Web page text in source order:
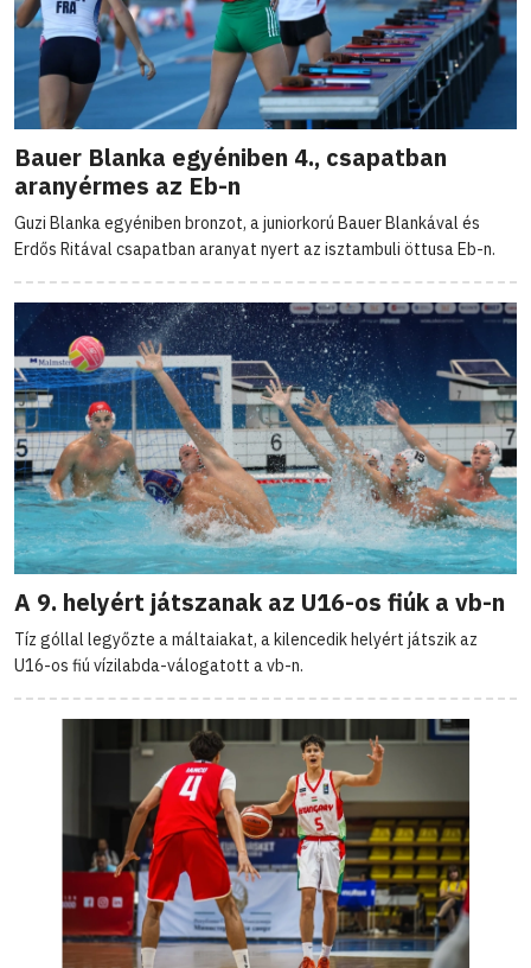
Bauer Blanka egyéniben 4., csapatban
aranyérmes az Eb-n
Guzi Blanka egyéniben bronzot, a juniorkorú Bauer Blankával és
Erdős Ritával csapatban aranyat nyert az isztambuli öttusa Eb-n.
A 9. helyért játszanak az U16-os fiúk a vb-n
Tíz góllal legyőzte a máltaiakat, a kilencedik helyért játszik az
U16-os fiú vízilabda-válogatott a vb-n.